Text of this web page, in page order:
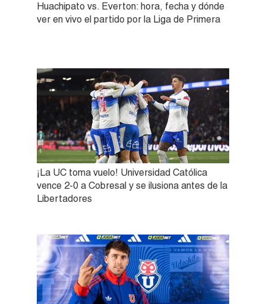
Huachipato vs. Everton: hora, fecha y dónde
ver en vivo el partido por la Liga de Primera
¡La UC toma vuelo! Universidad Católica
vence 2-0 a Cobresal y se ilusiona antes de la
Libertadores